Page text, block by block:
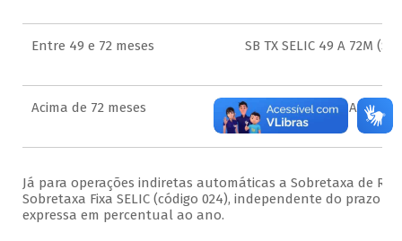
Entre 49 e 72 meses SB TX SELIC 49 A 72M
Acima de 72 meses SB TX SELIC ACIMA 72M
Já para operações indiretas automáticas a Sobretaxa de
Sobretaxa Fixa SELIC (código 024), independente do prazo
expressa em percentual ao ano.